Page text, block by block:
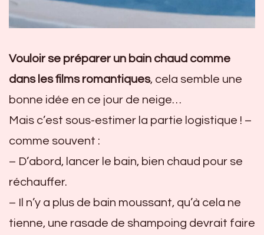
Vouloir se préparer un bain chaud comme
dans les films romantiques, cela semble une
bonne idée en ce jour de neige…
Mais c’est sous-estimer la partie logistique ! –
comme souvent :
– D’abord, lancer le bain, bien chaud pour se
réchauffer.
– Il n’y a plus de bain moussant, qu’à cela ne
tienne, une rasade de shampoing devrait faire